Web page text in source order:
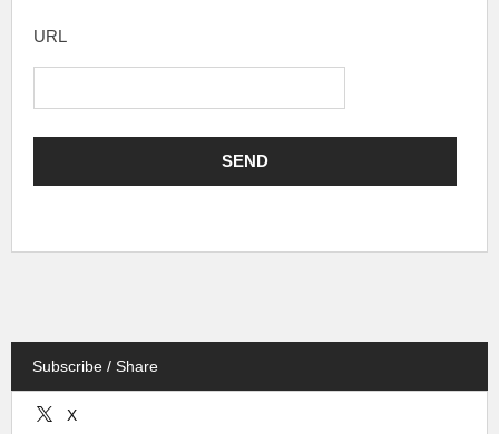
URL
Subscribe / Share
X